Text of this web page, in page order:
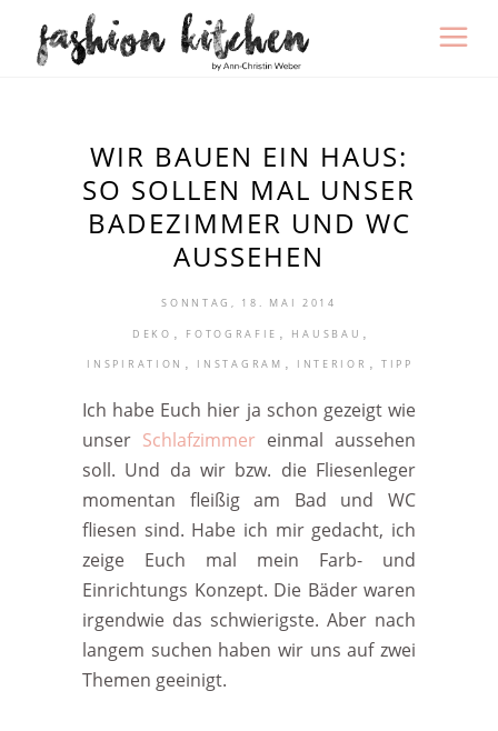
WIR BAUEN EIN HAUS:
SO SOLLEN MAL UNSER
BADEZIMMER UND WC
AUSSEHEN
SONNTAG, 18. MAI 2014
DEKO , FOTOGRAFIE , HAUSBAU ,
INSPIRATION , INSTAGRAM , INTERIOR , TIPP
Ich habe Euch hier ja schon gezeigt wie
unser Schlafzimmer einmal aussehen
soll. Und da wir bzw. die Fliesenleger
momentan fleißig am Bad und WC
fliesen sind. Habe ich mir gedacht, ich
zeige Euch mal mein Farb- und
Einrichtungs Konzept. Die Bäder waren
irgendwie das schwierigste. Aber nach
langem suchen haben wir uns auf zwei
Themen geeinigt.